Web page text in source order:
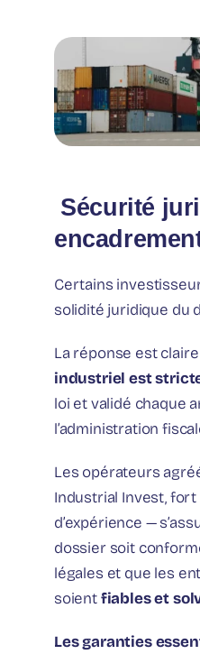
Sécurité
Certains
solidité juridique du
La réponse est
industriel est
loi et validé chaque
l’administration
Les opérateurs
Industrial Invest, fort
d’expérience —
dossier soit
légales et que les
soientfiables et
Les garanties